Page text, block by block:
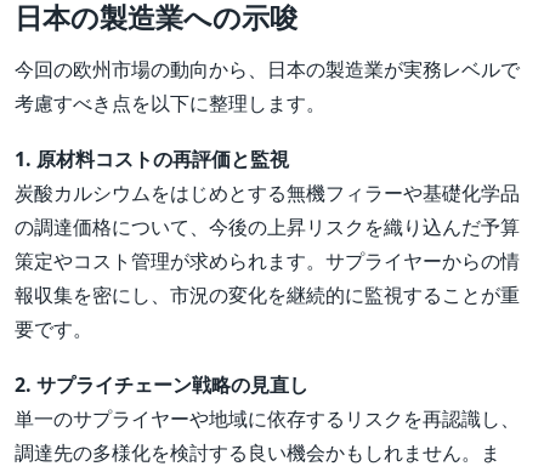
日本の製造業への示唆
今回の欧州市場の動向から、日本の製造業が実務レベルで
考慮すべき点を以下に整理します。
1. 原材料コストの再評価と監視
炭酸カルシウムをはじめとする無機フィラーや基礎化学品
の調達価格について、今後の上昇リスクを織り込んだ予算
策定やコスト管理が求められます。サプライヤーからの情
報収集を密にし、市況の変化を継続的に監視することが重
要です。
2. サプライチェーン戦略の見直し
単一のサプライヤーや地域に依存するリスクを再認識し、
調達先の多様化を検討する良い機会かもしれません。ま